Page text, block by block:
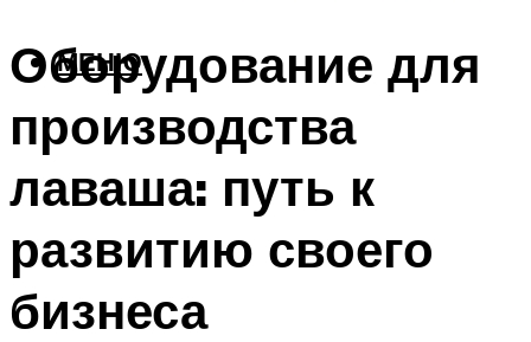
МЕНЮ
Оборудование для
производства
лаваша: путь к
развитию своего
бизнеса